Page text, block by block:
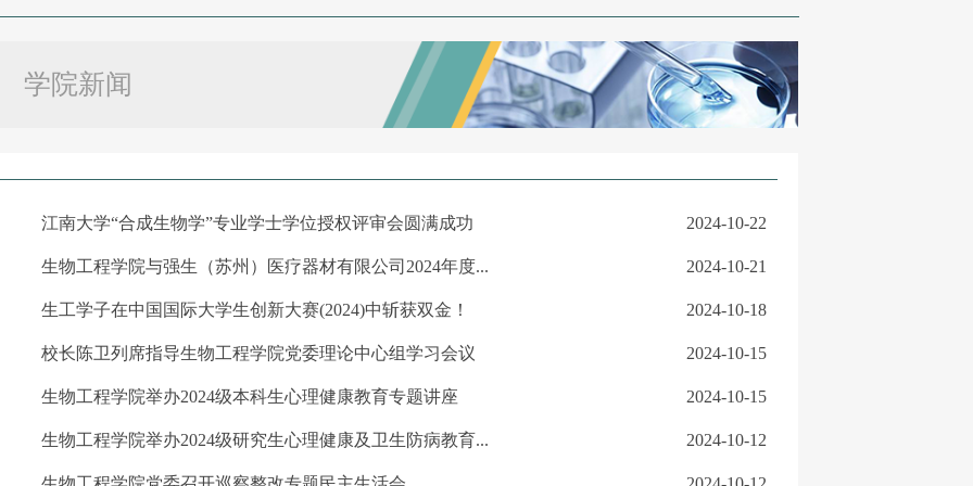
学院新闻
江南大学“合成生物学”专业学士学位授权评审会圆满成功 2024-10-22
生物工程学院与强生（苏州）医疗器材有限公司2024年度... 2024-10-21
生工学子在中国国际大学生创新大赛(2024)中斩获双金！ 2024-10-18
校长陈卫列席指导生物工程学院党委理论中心组学习会议 2024-10-15
生物工程学院举办2024级本科生心理健康教育专题讲座 2024-10-15
生物工程学院举办2024级研究生心理健康及卫生防病教育... 2024-10-12